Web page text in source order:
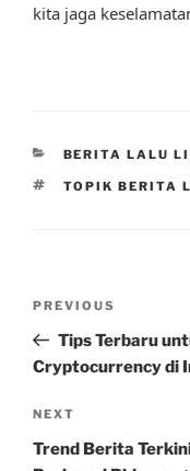
kita jaga
CATEGORIES
BERITA LALU
TAGS
TOPIK BERITA
Previous
Post
PREVIOUS
Tips Terbaru
Cryptocurrency di
Next
Post
NEXT
Trend Berita